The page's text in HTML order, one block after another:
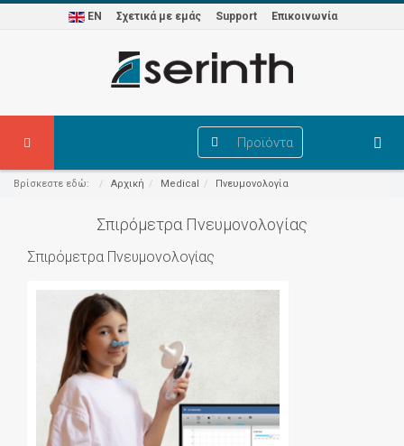
EN Σχετικά με εμάς Support Επικοινωνία
Προϊόντα
Βρίσκεστε εδώ: Αρχική Medical Πνευμονολογία
Σπιρόμετρα Πνευμονολογίας
Σπιρόμετρα Πνευμονολογίας